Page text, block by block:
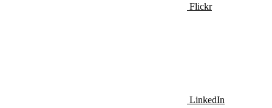
Flickr
LinkedIn